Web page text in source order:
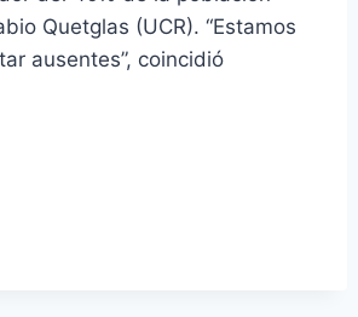
Quetglas (UCR). “Estamos
ausentes”, coincidió